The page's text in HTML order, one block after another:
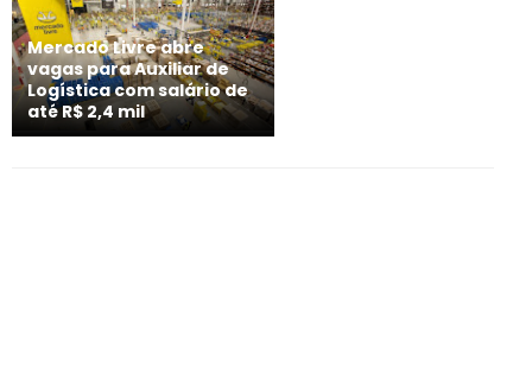
Mercado Livre abre
vagas para Auxiliar de
Logística com salário de
até R$ 2,4 mil